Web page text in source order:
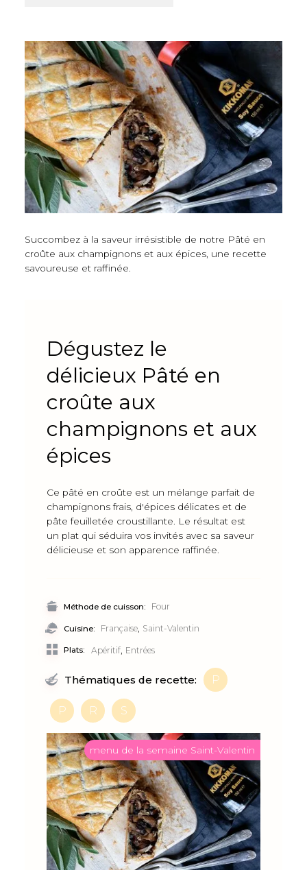
Succombez à la saveur irrésistible de notre Pâté en
croûte aux champignons et aux épices, une recette
savoureuse et raffinée.
Dégustez le
délicieux Pâté en
croûte aux
champignons et aux
épices
Ce pâté en croûte est un mélange parfait de
champignons frais, d'épices délicates et de
pâte feuilletée croustillante. Le résultat est
un plat qui séduira vos invités avec sa saveur
délicieuse et son apparence raffinée.
Méthode de cuisson: Four
Cuisine: Française Saint-Valentin
Plats: Apéritif Entrées
Thématiques de recette: P
P R S
menu de la semaine Saint-Valentin